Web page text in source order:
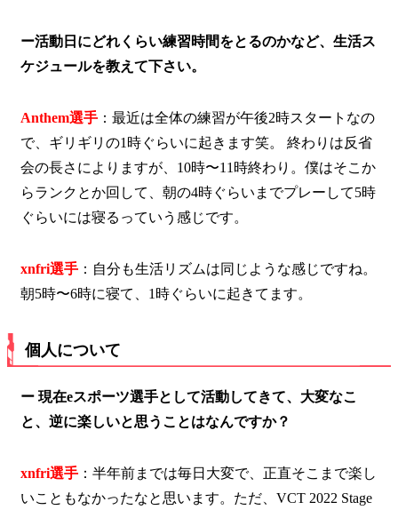
ー活動日にどれくらい練習時間をとるのかなど、生活ス
ケジュールを教えて下さい。
Anthem選手 ：最近は全体の練習が午後2時スタートなの
で、ギリギリの1時ぐらいに起きます笑。 終わりは反省
会の長さによりますが、10時〜11時終わり。僕はそこか
らランクとか回して、朝の4時ぐらいまでプレーして5時
ぐらいには寝るっていう感じです。
xnfri選手 ：自分も生活リズムは同じような感じですね。
朝5時〜6時に寝て、1時ぐらいに起きてます。
個人について
ー 現在eスポーツ選手として活動してきて、大変なこ
と、逆に楽しいと思うことはなんですか？
xnfri選手 ：半年前までは毎日大変で、正直そこまで楽し
いこともなかったなと思います。ただ、VCT 2022 Stage